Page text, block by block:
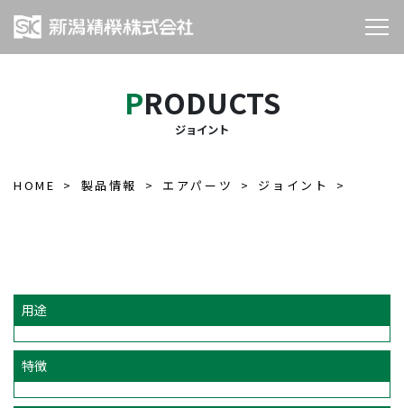
PRODUCTS
ジョイント
HOME 製品情報 エアパーツ ジョイント
用途
特徴